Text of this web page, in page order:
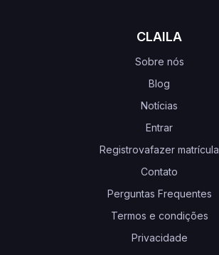
CLAILA
Sobre nós
Blog
Notícias
Entrar
Registrovafazer matrícula
Contato
Perguntas Frequentes
Termos e condições
Privacidade